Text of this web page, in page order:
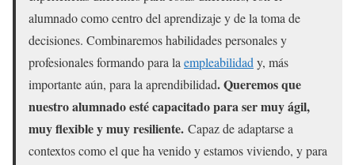
alumnado como centro del aprendizaje y de la toma de
decisiones. Combinaremos habilidades personales y
profesionales formando para laempleabilidady, más
importante aún, para la aprendibilidad. Queremos que
nuestro alumnado esté capacitado para ser muy ágil,
muy flexible y muy resiliente. Capaz de adaptarse a
contextos como el que ha venido y estamos viviendo, y para